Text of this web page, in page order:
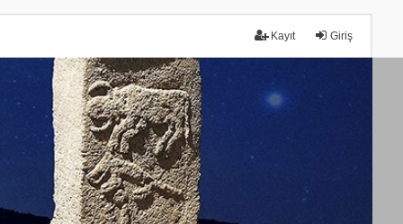
Giriş
Kayıt